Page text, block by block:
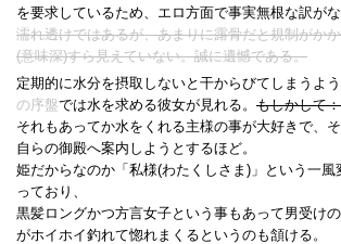
を要求しているため、エロ方面で事実無根な訳がな
濡れ透けではあるが、あまりに露骨だと規制がか
(意味深)すら見えていない。誠に遺憾である。
定期的に水分を摂取しないと干からびてしまうよ
の序盤では水を求める彼女が見れる。 もしかして
それもあってか水をくれる主様の事が大好きで、
自らの御殿へ案内しようとするほど。
姫だからなのか「私様(わたくしさま)」という一風
っており、
黒髪ロングかつ方言女子という事もあって男受け
がホイホイ釣れて惚れまくるというのも頷ける。